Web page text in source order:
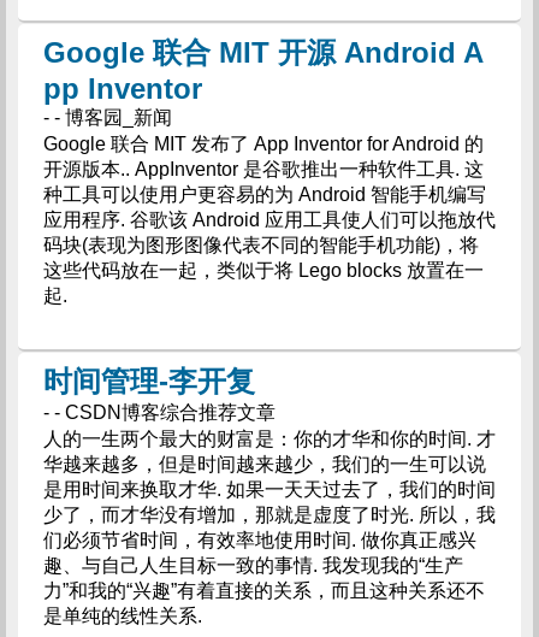
Google 联合 MIT 开源 Android A
pp Inventor
- - 博客园_新闻
Google 联合 MIT 发布了 App Inventor for Android 的
开源版本.. AppInventor 是谷歌推出一种软件工具. 这
种工具可以使用户更容易的为 Android 智能手机编写
应用程序. 谷歌该 Android 应用工具使人们可以拖放代
码块(表现为图形图像代表不同的智能手机功能)，将
这些代码放在一起，类似于将 Lego blocks 放置在一
起.
时间管理-李开复
- - CSDN博客综合推荐文章
人的一生两个最大的财富是：你的才华和你的时间. 才
华越来越多，但是时间越来越少，我们的一生可以说
是用时间来换取才华. 如果一天天过去了，我们的时间
少了，而才华没有增加，那就是虚度了时光. 所以，我
们必须节省时间，有效率地使用时间. 做你真正感兴
趣、与自己人生目标一致的事情. 我发现我的“生产
力”和我的“兴趣”有着直接的关系，而且这种关系还不
是单纯的线性关系.